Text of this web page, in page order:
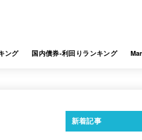
ング 国内債券-利回りランキング
新着記事